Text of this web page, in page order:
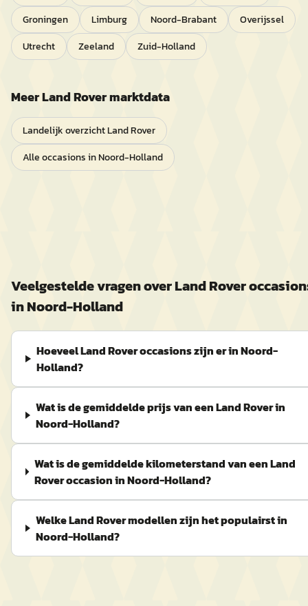
Groningen
Limburg Noord-Brabant
Overijssel
Utrecht
Zeeland Zuid-Holland
MeerLand Rovermarktdata
Landelijk overzichtLand Rover
Alle occasions inNoord-Holland
Veelgestelde vragen overLand Rover
inNoord-Holland
Hoeveel Land Rover occasions zijn er in Noord-
Holland?
Wat is de gemiddelde prijs van een Land Rover in
Noord-Holland?
Wat is de gemiddelde kilometerstand van een Land
Rover occasion in Noord-Holland?
Welke Land Rover modellen zijn het populairst in
Noord-Holland?